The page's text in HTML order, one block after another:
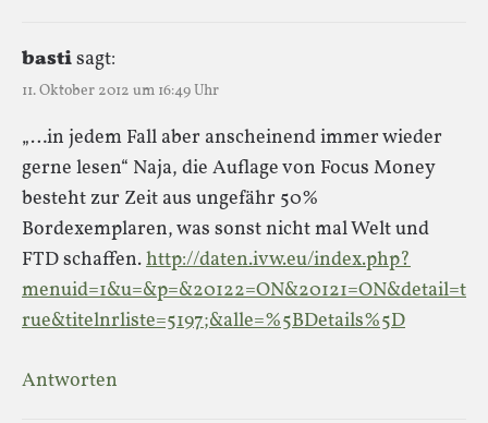
bastisagt:
11. Oktober 2012 um 16:49 Uhr
„…in jedem Fall aber anscheinend immer wieder
gerne lesen“ Naja, die Auflage von Focus Money
besteht zur Zeit aus ungefähr 50%
Bordexemplaren, was sonst nicht mal Welt und
FTD schaffen.http://daten.ivw.eu/index.php?
menuid=1&u=&p=&20122=ON&20121=ON&detail=t
rue&titelnrliste=5197;&alle=%5BDetails%5D
Antworten